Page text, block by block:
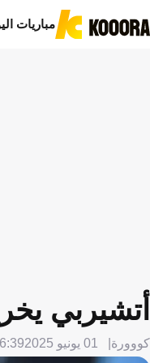
مباريات
أتشيربي
كووورة 01 يونيو 2025